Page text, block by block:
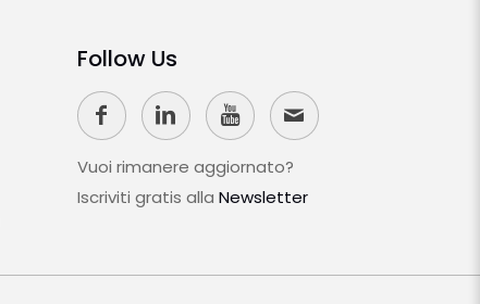
Follow Us
Vuoi rimanere aggiornato?
Iscriviti gratis alla Newsletter